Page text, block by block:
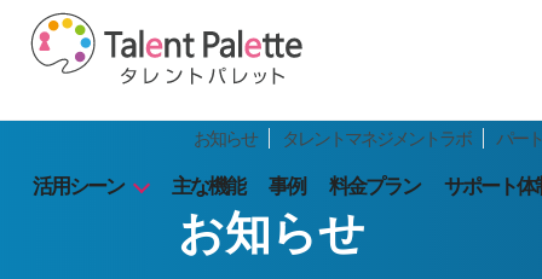
お知らせ タレントマネジメントラボ パー
活用シーン 主な機能 事例 料金プラン サポート体
お知らせ